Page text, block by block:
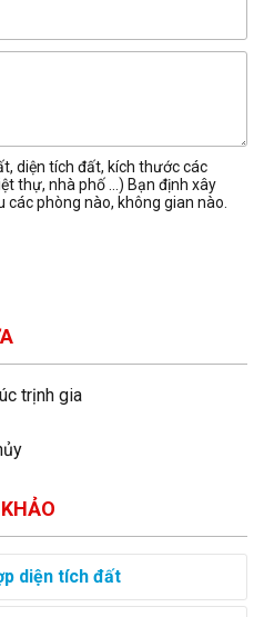
diện tích đất, kích thước các
thự, nhà phố …) Bạn định xây
phòng nào, không gian nào.
diện tích đất